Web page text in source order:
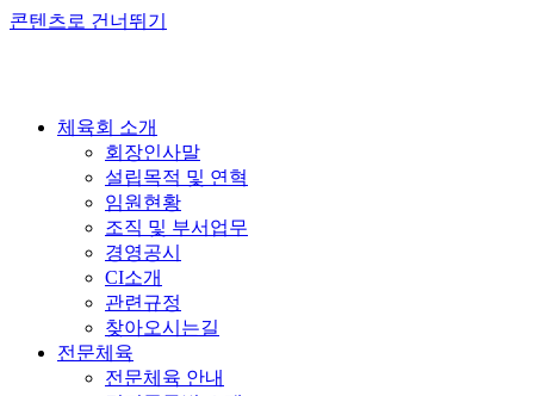
콘텐츠로 건너뛰기
체육회 소개
회장인사말
설립목적 및 연혁
임원현황
조직 및 부서업무
경영공시
CI소개
관련규정
찾아오시는길
전문체육
전문체육 안내